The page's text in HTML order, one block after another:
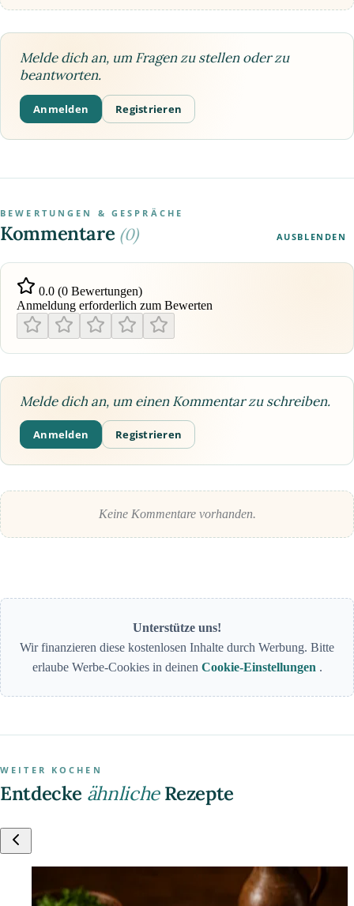
Melde dich an, um Fragen zu stellen oder zu
beantworten.
Anmelden Registrieren
BEWERTUNGEN & GESPRÄCHE
Kommentare (0) AUSBLENDEN
0.0 (0 Bewertungen)
Anmeldung erforderlich zum Bewerten
Melde dich an, um einen Kommentar zu schreiben.
Anmelden Registrieren
Keine Kommentare vorhanden.
Unterstütze uns!
Wir finanzieren diese kostenlosen Inhalte durch Werbung. Bitte
erlaube Werbe-Cookies in deinen Cookie-Einstellungen .
WEITER KOCHEN
Entdecke ähnlicheRezepte